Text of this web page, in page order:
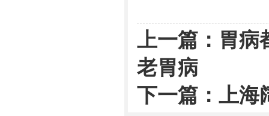
上一篇： 胃病
老胃病
下一篇： 上海